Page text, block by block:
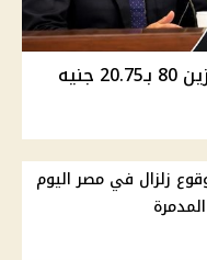
أسعار الوقود في مصر اليوم .. بنزين 80 بـ20.75 جنيه
زلزال في مصر اليوم